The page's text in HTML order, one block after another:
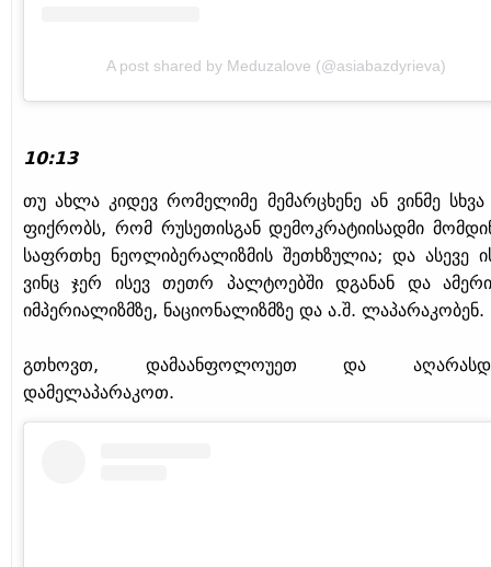
A post shared by Meduzalove (@asiabazdyrieva)
10:13
თუ ახლა კიდევ რომელიმე მემარცხენე ან ვინმე სხვა
ფიქრობს, რომ რუსეთისგან დემოკრატიისადმი
საფრთხე ნეოლიბერალიზმის შეთხზულია; და ასევე
ვინც ჯერ ისევ თეთრ პალტოებში დგანან და
იმპერიალიზმზე, ნაციონალიზმზე და ა.შ. ლაპარაკობენ.
გთხოვთ, დამაანფოლოუეთ და
დამელაპარაკოთ.